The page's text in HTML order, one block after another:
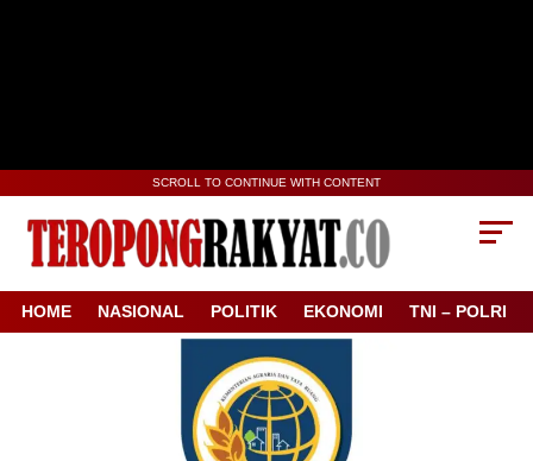
SCROLL TO CONTINUE WITH CONTENT
HOME NASIONAL POLITIK EKONOMI TNI – POLRI